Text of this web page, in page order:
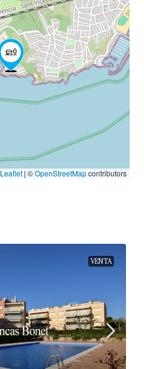
Leaflet | ©OpenStreetMapcontributors
VENTA